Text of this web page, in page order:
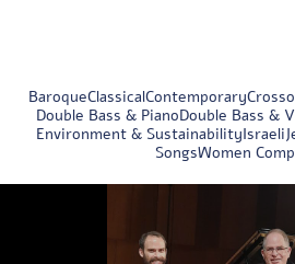
BaroqueClassicalContemporary
Double Bass & PianoDouble Bass &
Environment & SustainabilityIsraeli
SongsWomen